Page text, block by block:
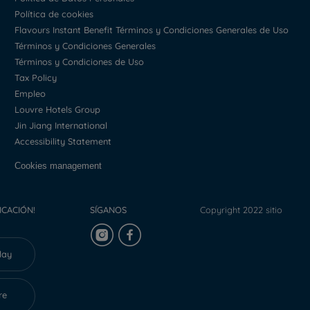
Política de cookies
Flavours Instant Benefit Términos y Condiciones Generales de Uso
Términos y Condiciones Generales
Términos y Condiciones de Uso
Tax Policy
Empleo
Louvre Hotels Group
Jin Jiang International
Accessibility Statement
Cookies management
SÍGANOS Copyright 2022 sitio